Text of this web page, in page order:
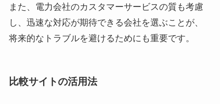
また、電力会社のカスタマーサービスの質も考慮
し、迅速な対応が期待できる会社を選ぶことが、
将来的なトラブルを避けるためにも重要です。
比較サイトの活用法